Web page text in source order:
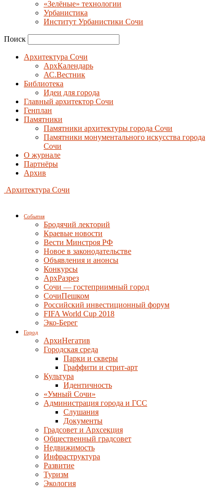
«Зелёные» технологии
Урбанистика
Институт Урбанистики Сочи
Поиск
Архитектура Сочи
АрхКалендарь
АС.Вестник
Библиотека
Идеи для города
Главный архитектор Сочи
Генплан
Памятники
Памятники архитектуры города Сочи
Памятники монументального искусства города
Сочи
О журнале
Партнёры
Архив
Архитектура Сочи
События
Бродячий лекторий
Краевые новости
Вести Минстроя РФ
Новое в законодательстве
Объявления и анонсы
Конкурсы
АрхРазрез
Сочи — гостеприимный город
СочиПешком
Российский инвестиционный форум
FIFA World Cup 2018
Эко-Берег
Город
АрхиНегатив
Городская среда
Парки и скверы
Граффити и стрит-арт
Культура
Идентичность
«Умный Сочи»
Администрация города и ГСС
Слушания
Документы
Градсовет и Архсекция
Общественный градсовет
Недвижимость
Инфраструктура
Развитие
Туризм
Экология